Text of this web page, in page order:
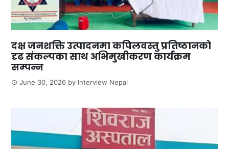
दक्ष जनशक्ति उत्पादनमा कपिलवस्तु प्रतिष्ठानको
दृढ संकल्पका साथ अभिमुखीकरण कार्यक्रम
सम्पन्न
June 30, 2026 by Interview Nepal